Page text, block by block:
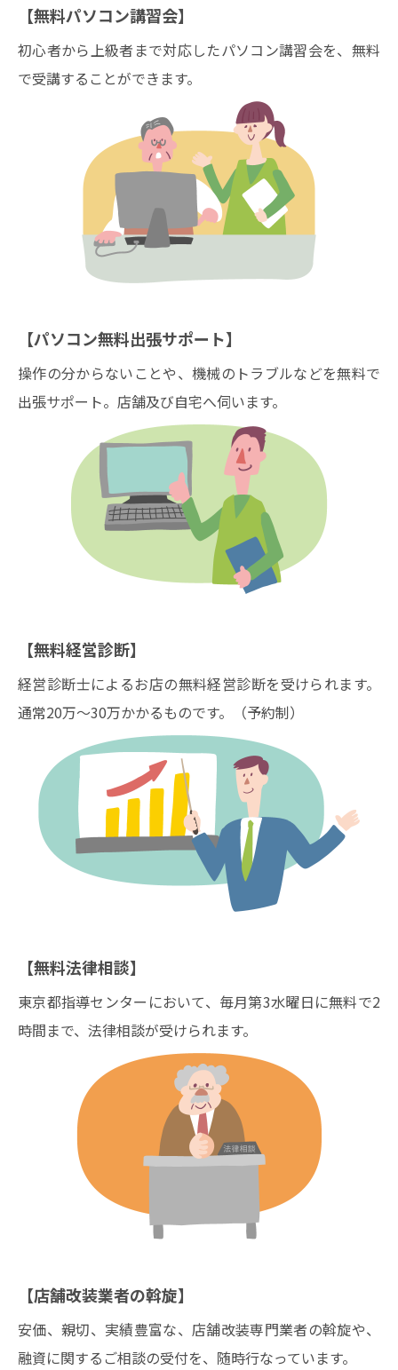
【無料パソコン講習会】
初心者から上級者まで対応したパソコン講習会を、無料
で受講することができます。
【パソコン無料出張サポート】
操作の分からないことや、機械のトラブルなどを無料で
出張サポート。店舗及び自宅へ伺います。
【無料経営診断】
経営診断士によるお店の無料経営診断を受けられます。
通常20万～30万かかるものです。（予約制）
【無料法律相談】
東京都指導センターにおいて、毎月第3水曜日に無料で2
時間まで、法律相談が受けられます。
【店舗改装業者の斡旋】
安価、親切、実績豊富な、店舗改装専門業者の斡旋や、
融資に関するご相談の受付を、随時行なっています。